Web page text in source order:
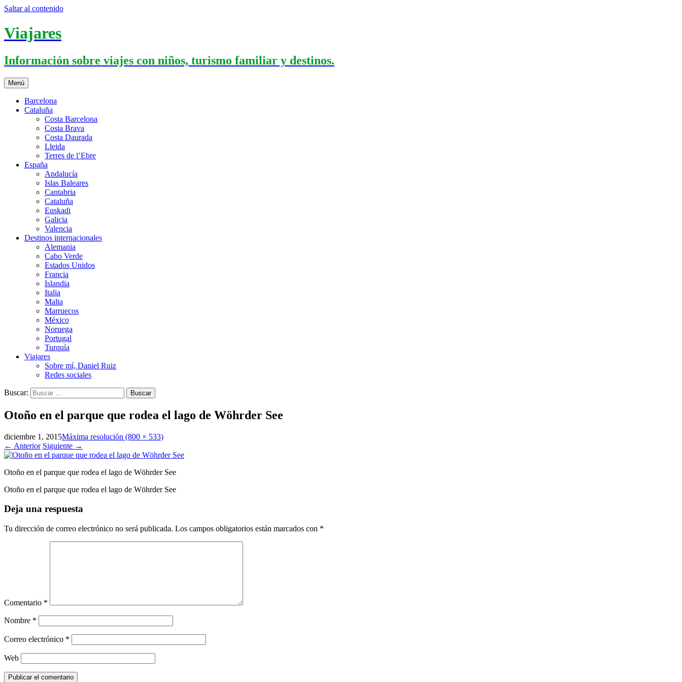
Saltar al contenido
Viajares
Información sobre viajes con niños, turismo familiar y destinos.
Menú
Barcelona
Cataluña
Costa Barcelona
Costa Brava
Costa Daurada
Lleida
Terres de l’Ebre
España
Andalucía
Islas Baleares
Cantabria
Cataluña
Euskadi
Galicia
Valencia
Destinos internacionales
Alemania
Cabo Verde
Estados Unidos
Francia
Islandia
Italia
Malta
Marruecos
México
Noruega
Portugal
Turquía
Viajares
Sobre mí, Daniel Ruiz
Redes sociales
Buscar:
Otoño en el parque que rodea el lago de Wöhrder See
diciembre 1, 2015Máxima resolución (800 × 533)
← Anterior Siguiente →
Otoño en el parque que rodea el lago de Wöhrder See
Otoño en el parque que rodea el lago de Wöhrder See
Deja una respuesta
Tu dirección de correo electrónico no será publicada. Los campos obligatorios están marcados con *
Comentario *
Nombre *
Correo electrónico *
Web